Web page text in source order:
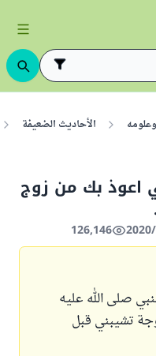
الأحاديث الضعيفة
اعوذ بك من زوج
126,146
صلى الله عليه
تشيبني قبل